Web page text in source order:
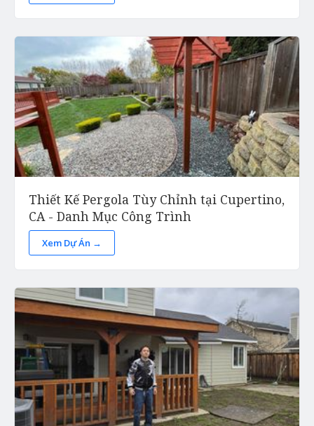
Thiết Kế Pergola Tùy Chỉnh tại Cupertino,
CA - Danh Mục Công Trình
Xem Dự Án →